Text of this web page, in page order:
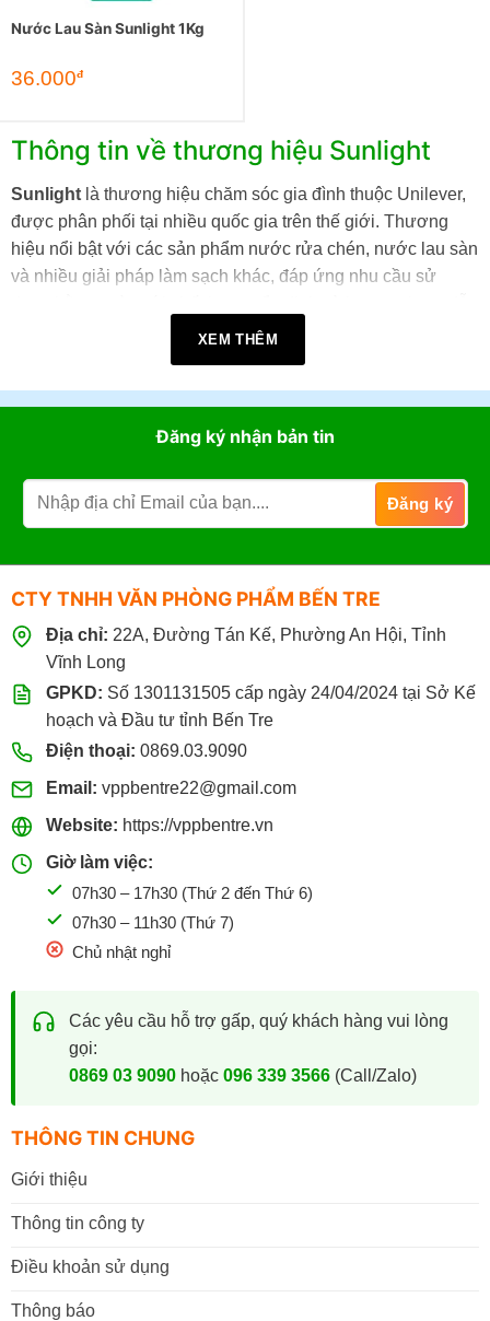
Nước Lau Sàn Sunlight 1Kg
36.000đ
Thông tin về thương hiệu Sunlight
Sunlight là thương hiệu chăm sóc gia đình thuộc Unilever,
được phân phối tại nhiều quốc gia trên thế giới. Thương
hiệu nổi bật với các sản phẩm nước rửa chén, nước lau sàn
và nhiều giải pháp làm sạch khác, đáp ứng nhu cầu sử
gồm: Nước rửa chén, Nước lau sàn, Nước lau bếp, Nước
tẩy rửa đa năng. Các sản phẩm vệ sinh và chăm sóc nhà
Mua sản phẩm Sunlight chính hãng
VPP Bến Tre chuyên cung cấp các sản phẩm Sunlight chính
đơn vị kinh doanh dịch vụ.
KHI MUA HÀNG TẠI VPP BẾN TRE, KHÁCH
HÀNG ĐƯỢC:
Cam kết hàng chính hãng.
Giá bán cạnh tranh.
Đa dạng dung tích và quy cách.
Giao hàng nhanh tại TP. Bến Tre cũ và khu vực lân cận.
Hỗ trợ đơn hàng số lượng lớn.
Ngoài Sunlight, VPP Bến Tre còn cung cấp nhiều sản phẩm
tẩy rửa, giấy tiêu dùng, nhu yếu phẩm và văn phòng phẩm,
đáp ứng nhu cầu mua sắm trọn gói cho doanh nghiệp và gia
đình.
Đến mua trực tiếp tại cửa hàng VPP Bến Tre tại:
Long (TP. Bến Tre cũ)
Giờ làm việc:07h30 - 17h30
XEM THÊM
Đăng ký nhận bản tin
CTY TNHH VĂN PHÒNG PHẨM BẾN TRE
Địa chỉ: 22A, Đường Tán Kế, Phường An Hội, Tỉnh
Vĩnh Long
GPKD: Số 1301131505 cấp ngày 24/04/2024 tại Sở Kế
hoạch và Đầu tư tỉnh Bến Tre
Điện thoại: 0869.03.9090
Email: vppbentre22@gmail.com
Website: https://vppbentre.vn
Giờ làm việc:
07h30 – 17h30 (Thứ 2 đến Thứ 6)
07h30 – 11h30 (Thứ 7)
Chủ nhật nghỉ
Các yêu cầu hỗ trợ gấp, quý khách hàng vui lòng
gọi:
0869 03 9090hoặc 096 339 3566(Call/Zalo)
THÔNG TIN CHUNG
Giới thiệu
Thông tin công ty
Điều khoản sử dụng
Thông báo